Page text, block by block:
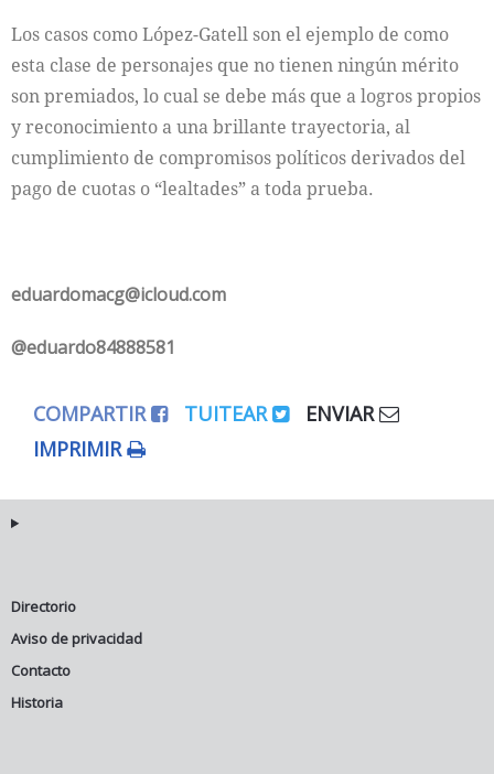
Los casos como López-Gatell son el ejemplo de como
esta clase de personajes que no tienen ningún mérito
son premiados, lo cual se debe más que a logros propios
y reconocimiento a una brillante trayectoria, al
cumplimiento de compromisos políticos derivados del
pago de cuotas o “lealtades” a toda prueba.
eduardomacg@icloud.com
@eduardo84888581
COMPARTIR TUITEAR
ENVIAR
IMPRIMIR
Directorio
Aviso de privacidad
Contacto
Historia